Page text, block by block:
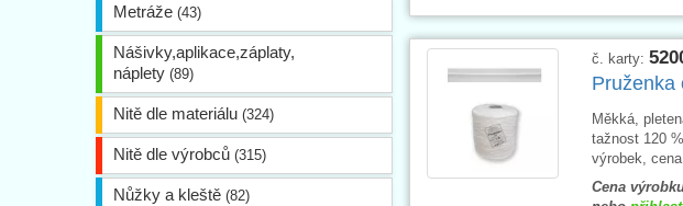
Metráže (43)
Nášivky,aplikace,záplaty,
náplety (89)
Nitě dle materiálu (324)
Nitě dle výrobců (315)
Nůžky a kleště (82)
č. karty:
Pruženka
Měkká,
tažnost 120
výrobek, cena
Cena